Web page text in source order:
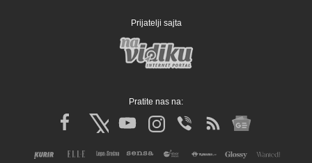
Prijatelji sajta
Pratite nas na: